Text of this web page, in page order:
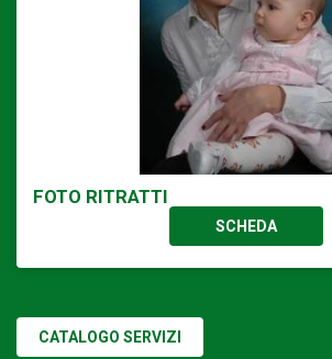
FOTO RITRATTI
SCHEDA
CATALOGO SERVIZI